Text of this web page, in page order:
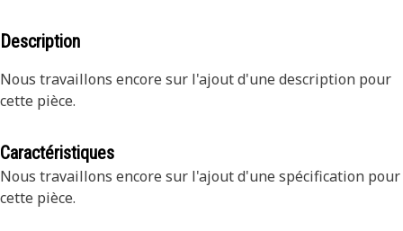
Description
Nous travaillons encore sur l'ajout d'une description pour
cette pièce.
Caractéristiques
Nous travaillons encore sur l'ajout d'une spécification pour
cette pièce.